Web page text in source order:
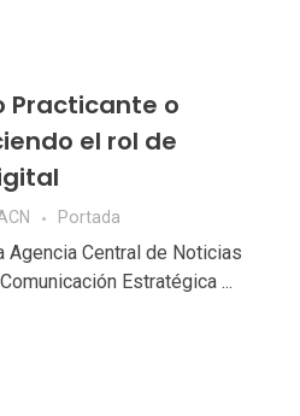
Practicante o
el rol de
Portada
Agencia Central de Noticias
Estratégica ...